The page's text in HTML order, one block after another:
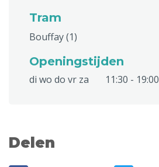
Tram
Bouffay (1)
Openingstijden
di wo do vr za 11:30 - 19:00
Delen